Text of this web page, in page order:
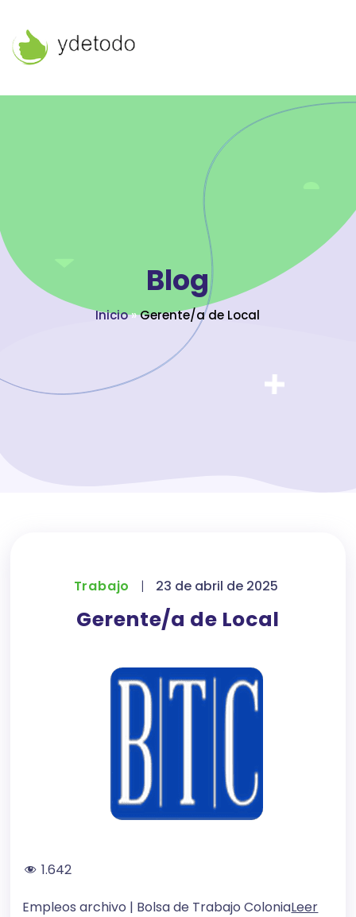
Blog
Inicio»Gerente/a de Local
Trabajo | 23 de abril de 2025
Gerente/a de Local
1.642
Empleos archivo | Bolsa de Trabajo ColoniaLeer